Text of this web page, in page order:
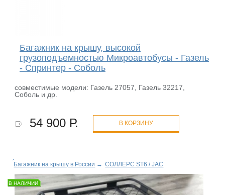
Багажник на крышу, высокой
грузоподъемностью Микроавтобусы - Газель
- Спринтер - Соболь
совместимые модели: Газель 27057, Газель 32217,
Соболь и др.
54 900 Р. В КОРЗИНУ
Багажник на крышу в России → СОЛЛЕРС ST6 / JAC
В НАЛИЧИИ